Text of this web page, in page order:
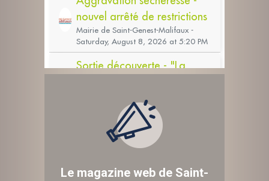
Le magazine web de Saint-